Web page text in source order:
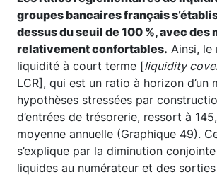
groupes bancaires français
dessus du seuil de 100 %, avec des
relativement confortables. Ainsi, le
liquidité à court terme [liquidity
LCR], qui est un ratio à horizon d’un
hypothèses stressées par
d’entrées de trésorerie, ressort à
moyenne annuelle (Graphique 49).
s’explique par la diminution
liquides au numérateur et des